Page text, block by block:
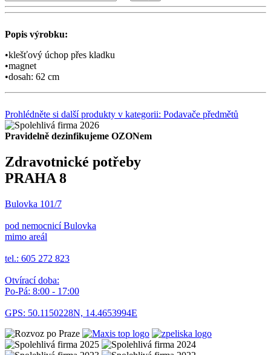
Popis výrobku:
•klešťový úchop přes kladku
•magnet
•dosah: 62 cm
Prohlédněte si další produkty v kategorii: Podavače předmětů
Pravidelně dezinfikujeme OZONem
Zdravotnické potřeby
PRAHA 8
Bulovka 101/7
pod nemocnicí Bulovka
mimo areál
tel.: 605 272 823
Otvírací doba:
Po-Pá: 8:00 - 17:00
GPS: 50.1150228N, 14.4653994E